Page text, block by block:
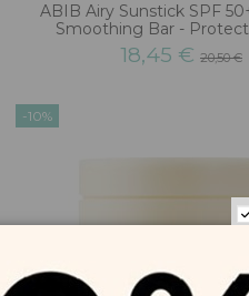
ABIB Airy Sunstick SPF
Smoothing Bar -
18,45 € 20,50 €
-10%